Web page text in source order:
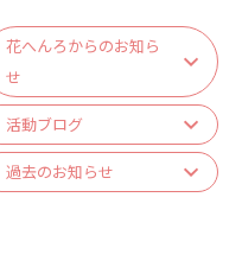
花へんろからのお知ら
せ
活動ブログ
過去のお知らせ